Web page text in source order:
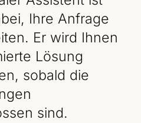
Ihre Anfrage
Er wird Ihnen
Lösung
sobald die
sind.